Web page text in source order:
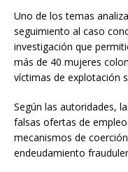
Uno de los temas
seguimiento al caso
investigación que
más de 40 mujeres
víctimas de explotación
Según las autoridades,
falsas ofertas de
mecanismos de
endeudamiento